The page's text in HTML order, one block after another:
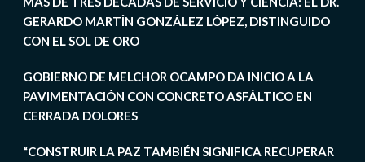
GERARDO MARTÍN GONZÁLEZ LÓPEZ, DISTINGUIDO
CON EL SOL DE ORO
GOBIERNO DE MELCHOR OCAMPO DA INICIO A LA
PAVIMENTACIÓN CON CONCRETO ASFÁLTICO EN
CERRADA DOLORES
“CONSTRUIR LA PAZ TAMBIÉN SIGNIFICA RECUPERAR